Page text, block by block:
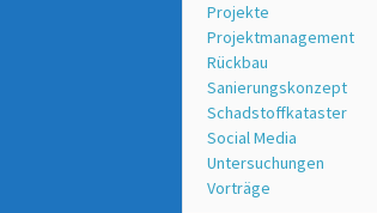
Projekte
Projektmanagement
Rückbau
Sanierungskonzept
Schadstoffkataster
Social Media
Untersuchungen
Vorträge